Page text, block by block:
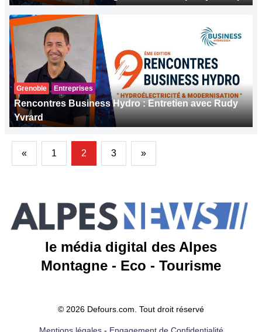
Grenoble Entreprises
Rencontres Business Hydro : Entretien avec Rudy
Yvrard
« 1 2 3 »
le média digital des Alpes
Montagne - Eco - Tourisme
© 2026 Defours.com. Tout droit réservé
Mentions légales- Engagement de Confidentialité